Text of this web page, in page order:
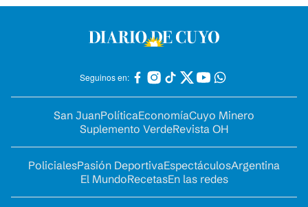
Seguinos en:
San JuanPolíticaEconomíaCuyo Minero
Suplemento VerdeRevista OH
PolicialesPasión DeportivaEspectáculosArgentina
El MundoRecetasEn las redes